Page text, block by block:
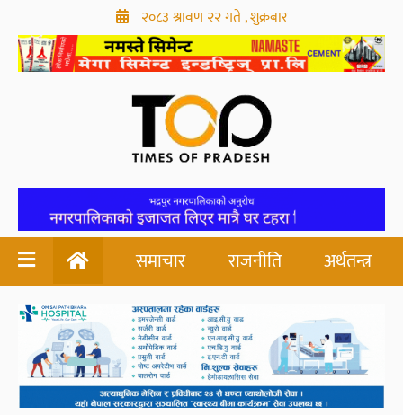
२०८३ श्रावण २२ गते , शुक्रबार
समाचार राजनीति अर्थतन्त्र